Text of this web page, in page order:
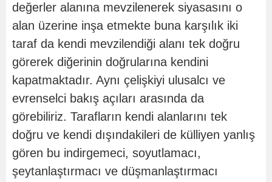
değerler alanına mevzilenerek siyasasını o
alan üzerine inşa etmekte buna karşılık iki
taraf da kendi mevzilendiği alanı tek doğru
görerek diğerinin doğrularına kendini
kapatmaktadır. Aynı çelişkiyi ulusalcı ve
evrenselci bakış açıları arasında da
görebiliriz. Tarafların kendi alanlarını tek
doğru ve kendi dışındakileri de külliyen yanlış
gören bu indirgemeci, soyutlamacı,
şeytanlaştırmacı ve düşmanlaştırmacı